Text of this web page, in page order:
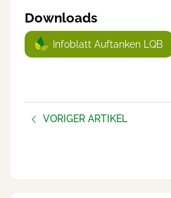
Downloads
Infoblatt Auftanken LQB
VORIGER ARTIKEL